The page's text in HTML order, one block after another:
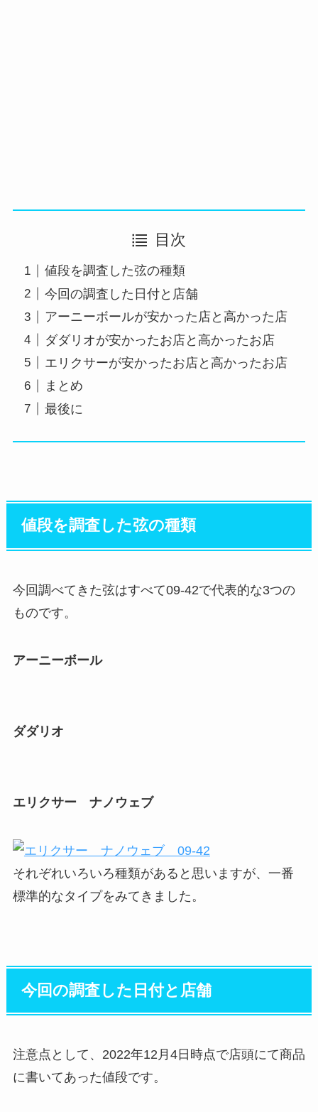
目次
値段を調査した弦の種類
今回の調査した日付と店舗
アーニーボールが安かった店と高かった店
ダダリオが安かったお店と高かったお店
エリクサーが安かったお店と高かったお店
まとめ
最後に
値段を調査した弦の種類
今回調べてきた弦はすべて09‐42で代表的な3つの
ものです。
アーニーボール
ダダリオ
エリクサー ナノウェブ
それぞれいろいろ種類があると思いますが、一番
標準的なタイプをみてきました。
今回の調査した日付と店舗
注意点として、2022年12月4日時点で店頭にて商品
に書いてあった値段です。